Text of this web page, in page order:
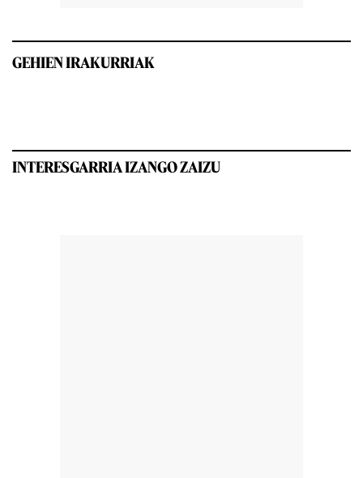
GEHIEN IRAKURRIAK
INTERESGARRIA IZANGO ZAIZU